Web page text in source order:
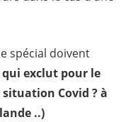
spécial doivent
qui exclut pour le
Covid ? à
..)